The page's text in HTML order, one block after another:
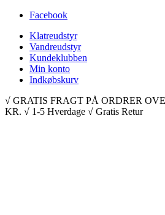
Facebook
Klatreudstyr
Vandreudstyr
Kundeklubben
Min konto
Indkøbskurv
√ GRATIS FRAGT PÅ ORDRER
KR. √ 1-5 Hverdage √ Gratis Retur